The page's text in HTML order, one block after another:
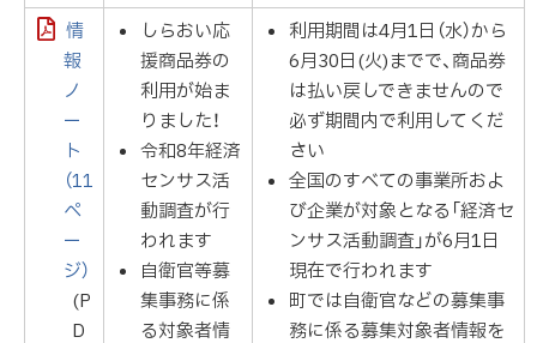
情
報
ノ
ー
ト
（11
ペ
ー
ジ）
(P
D
しらおい応
援商品券の
利用が始ま
りました！
令和8年経済
センサス活
動調査が行
われます
自衛官等募
集事務に係
る対象者情
利用期間は4月1日（水）から
6月30日(火)までで、商品券
は払い戻しできませんので
必ず期間内で利用してくだ
さい
全国のすべての事業所およ
び企業が対象となる「経済セ
ンサス活動調査」が6月1日
現在で行われます
町では自衛官などの募集事
務に係る募集対象者情報を